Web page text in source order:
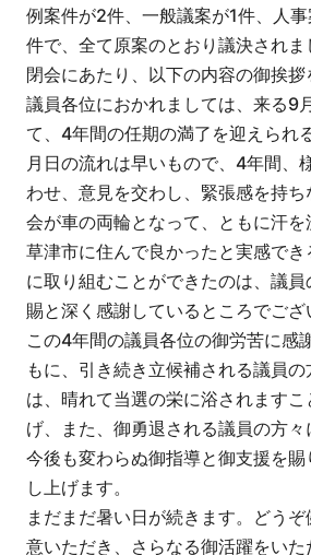
例案件が2件、一般議案が1件、人
件で、全て原案のとおり議決されま
閉会にあたり、以下の内容の御挨拶
議員各位におかれましては、来る9
て、4年間の任期の満了を迎えられ
月日の流れは早いもので、4年間、
わせ、意見を交わし、緊張感を持
会が車の両輪となって、ともに汗
草津市に住んで良かったと実感で
に取り組むことができたのは、議
賜と深く感謝しているところでござ
この4年間の議員各位の御労苦に感
もに、引き続き立候補される議員
は、晴れて当選の栄に浴されます
げ、また、御勇退される議員の方々
今後も変わらぬ御指導と御支援を
し上げます。
まだまだ暑い日が続きます。どう
意いただき、さらなる御活躍をい